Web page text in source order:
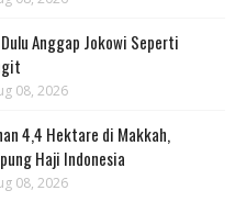
Anggap Jokowi Seperti
08, 2026
4,4 Hektare di Makkah,
Haji Indonesia
08, 2026